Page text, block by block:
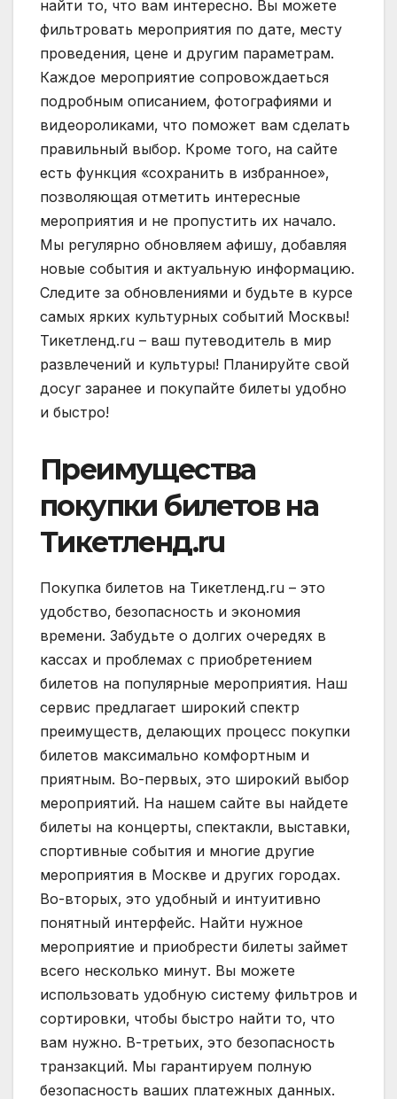
найти то‚ что вам интересно. Вы можете
фильтровать мероприятия по дате‚ месту
проведения‚ цене и другим параметрам.
Каждое мероприятие сопровождаеться
подробным описанием‚ фотографиями и
видеороликами‚ что поможет вам сделать
правильный выбор. Кроме того‚ на сайте
есть функция «сохранить в избранное»‚
позволяющая отметить интересные
мероприятия и не пропустить их начало.
Мы регулярно обновляем афишу‚ добавляя
новые события и актуальную информацию.
Следите за обновлениями и будьте в курсе
самых ярких культурных событий Москвы!
Тикетленд.ru – ваш путеводитель в мир
развлечений и культуры! Планируйте свой
досуг заранее и покупайте билеты удобно
и быстро!
Преимущества
покупки билетов на
Тикетленд.ru
Покупка билетов на Тикетленд.ru – это
удобство‚ безопасность и экономия
времени. Забудьте о долгих очередях в
кассах и проблемах с приобретением
билетов на популярные мероприятия. Наш
сервис предлагает широкий спектр
преимуществ‚ делающих процесс покупки
билетов максимально комфортным и
приятным. Во-первых‚ это широкий выбор
мероприятий. На нашем сайте вы найдете
билеты на концерты‚ спектакли‚ выставки‚
спортивные события и многие другие
мероприятия в Москве и других городах.
Во-вторых‚ это удобный и интуитивно
понятный интерфейс. Найти нужное
мероприятие и приобрести билеты займет
всего несколько минут. Вы можете
использовать удобную систему фильтров и
сортировки‚ чтобы быстро найти то‚ что
вам нужно. В-третьих‚ это безопасность
транзакций. Мы гарантируем полную
безопасность ваших платежных данных.